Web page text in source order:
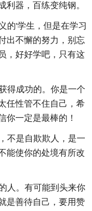
利器，百练变纯钢。
的'学生，但是在学习
出不懈的努力，别忘
，好好学吧，只有这
得成功的。你是一个
任性管不住自己，希
你一定是最棒的！
不是自欺欺人，是一
能使你的处境有所改
人。有可能到头来你
是善待自己，要用赞